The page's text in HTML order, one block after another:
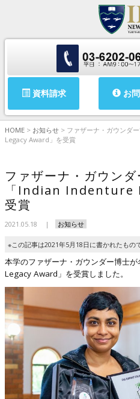
資料請求 お
HOME > お知らせ > ファザーナ・ガウンダ
Legacy Award」を受賞
ファザーナ・ガウン
「Indian Indenture
受賞
2021.05.18 お知らせ
※この記事は2021年5月18日に書かれたもの
本学のファザーナ・ガウンダー博士
Legacy Award」を受賞しました。